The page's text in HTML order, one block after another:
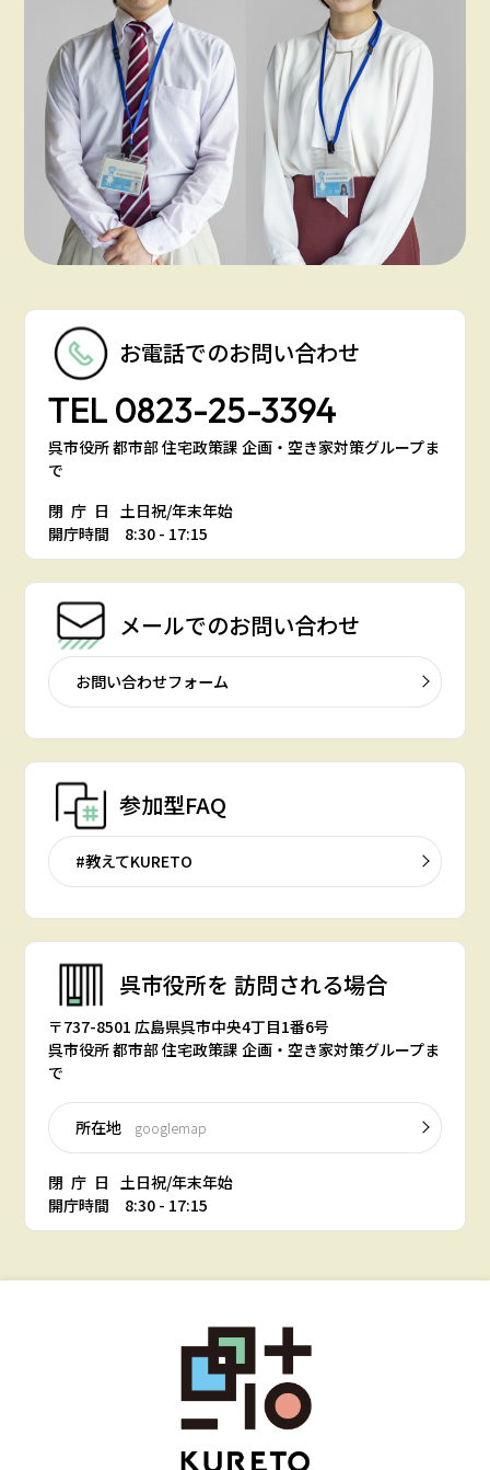
お電話でのお問い合わせ
TEL 0823-25-3394
呉市役所 都市部 住宅政策課 企画・空き家対策グループま
で
閉庁日
土日祝/年末年始
開庁時間 8:30 - 17:15
メールでのお問い合わせ
お問い合わせフォーム
参加型FAQ
#教えてKURETO
呉市役所を 訪問される場合
〒737-8501 広島県呉市中央4丁目1番6号
呉市役所 都市部 住宅政策課 企画・空き家対策グループま
で
所在地 googlemap
閉庁日
土日祝/年末年始
開庁時間 8:30 - 17:15